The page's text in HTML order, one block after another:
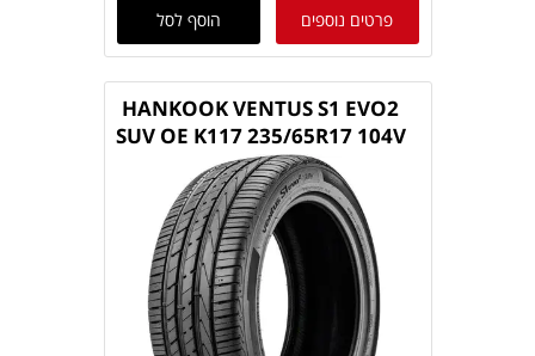
פרטים נוספים הוסף לסל
HANKOOK VENTUS S1 EVO2
SUV OE K117 235/65R17 104V